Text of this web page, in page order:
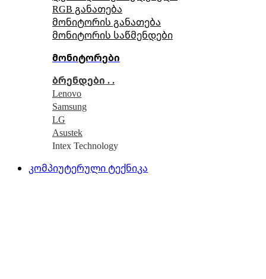
RGB განათება
მონიტორის განათება
მონიტორის საწმენდები
მონიტორები
ბრენდები . .
Lenovo
Samsung
LG
Asustek
Intex Technology
კომპიუტერული ტექნიკა